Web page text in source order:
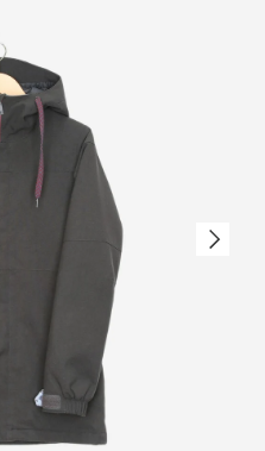
Nächste